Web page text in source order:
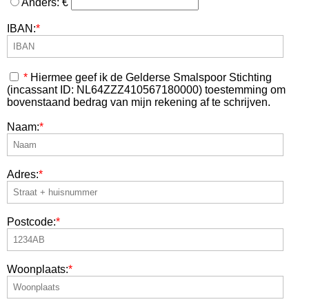
Anders: €
IBAN:*
* Hiermee geef ik de Gelderse Smalspoor Stichting
(incassant ID: NL64ZZZ410567180000) toestemming om
bovenstaand bedrag van mijn rekening af te schrijven.
Naam:*
Adres:*
Postcode:*
Woonplaats:*